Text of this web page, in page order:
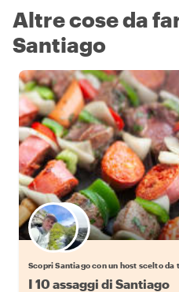
Altre cose da
Santiago
Scegli il tuo local
Scopri Santiago con un host scelto da
I 10 assaggi di Santiago